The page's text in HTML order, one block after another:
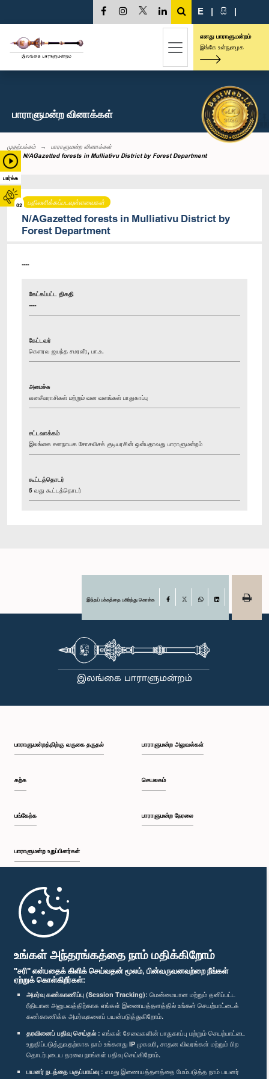
உங்கள் அந்தரங்கத்தை நாம் மதிக்கிறோம்
"சரி" என்பதைக் கிளிக் செய்வதன் மூலம், பின்வருவனவற்றை நீங்கள்
ஏற்றுக் கொள்கிறீர்கள்:
அமர்வு கண்காணிப்பு (Session Tracking): மென்மையான மற்றும் தனிப்பட்ட
ரீதியான அனுபவத்திற்காக எங்கள் இணையத்தளத்தில் உங்கள் செயற்பாட்டைக்
கண்காணிக்க அமர்வுகளைப் பயன்படுத்துகிறோம்.
தரவினைப் பதிவு செய்தல் : எங்கள் சேவைகளின் பாதுகாப்பு மற்றும் செயற்பாட்டை
உறுதிப்படுத்துவதற்காக நாம் உங்களது IP முகவரி, சாதன விவரங்கள் மற்றும் பிற
தொடர்புடைய தரவை நாங்கள் பதிவு செய்கிறோம்.
பயனர் நடத்தை பகுப்பாய்வு : எமது இணையத்தளத்தை மேம்படுத்த நாம் பயனர்
பார்க்க
02
E | සි |
எனது பாராளுமன்றம்
இங்கே உள்நுழைக
பாராளுமன்ற வினாக்கள்
முதற்பக்கம்
பாராளுமன்ற வினாக்கள்
N/AGazetted forests in Mulliativu District by Forest Department
பதிலளிக்கப்படவுள்ளவைகள்
N/AGazetted forests in Mulliativu District by
Forest Department
----
கேட்கப்பட்ட திகதி
----
கேட்டவர்
கௌரவ ஜயந்த சமரவீர, பா.உ.
அமைச்சு
வனசீவராசிகள் மற்றும் வன வளங்கள் பாதுகாப்பு
சட்டவாக்கம்
இலங்கை சனநாயக சோசலிசக் குடியரசின் ஒன்பதாவது பாராளுமன்றம்
கூட்டத்தொடர்
5 வது கூட்டத்தொடர்
இந்தப் பக்கத்தை பகிர்ந்து கொள்க Facebook
பாராளுமன்றத்திற்கு வருகை தருதல்
கற்க
பங்கேற்க
பாராளுமன்ற உறுப்பினர்கள்
முதற்பக்கம்
பாராளுமன்ற அலுவல்கள்
செயலகம்
பாராளுமன்ற நேரலை
பாராளுமன்ற கையடக்க செயலி
எம்மை பின்தொடர்க :
விருதுகள்